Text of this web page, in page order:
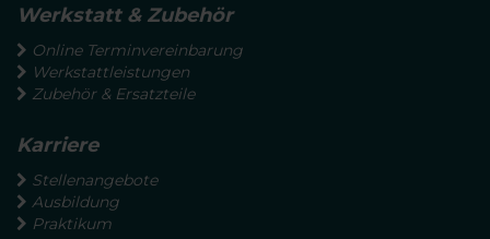
Werkstatt & Zubehör
Online Terminvereinbarung
Werkstattleistungen
Zubehör & Ersatzteile
Karriere
Stellenangebote
Ausbildung
Praktikum